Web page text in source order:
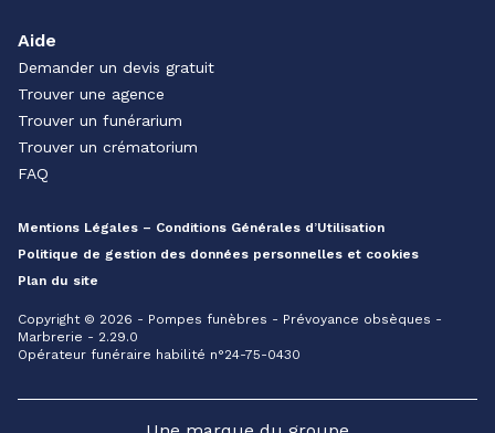
Aide
Demander un devis gratuit
Trouver une agence
Trouver un funérarium
Trouver un crématorium
FAQ
Mentions Légales – Conditions Générales d’Utilisation
Politique de gestion des données personnelles et cookies
Plan du site
Copyright © 2026 - Pompes funèbres - Prévoyance obsèques -
Marbrerie - 2.29.0
Opérateur funéraire habilité n°24-75-0430